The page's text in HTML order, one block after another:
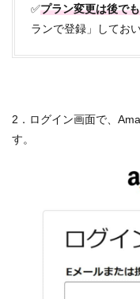
✅プラン変更は後で
ランで登録」してお
2．ログイン画面で、
す。